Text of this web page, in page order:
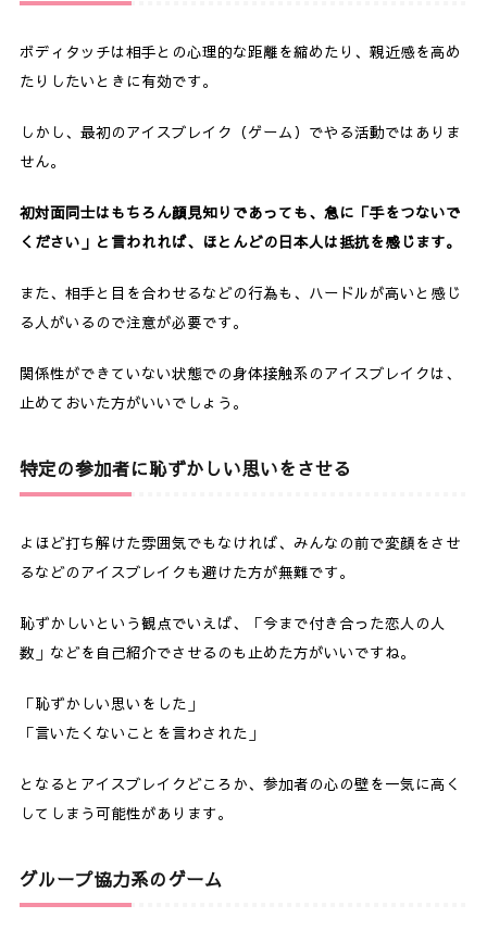
ボディタッチは相手との心理的な距離を縮めたり、親近感を高め
たりしたいときに有効です。
しかし、最初のアイスブレイク（ゲーム）でやる活動ではありま
せん。
初対面同士はもちろん顔見知りであっても、急に「手をつないで
ください」と言われれば、ほとんどの日本人は抵抗を感じます。
また、相手と目を合わせるなどの行為も、ハードルが高いと感じ
る人がいるので注意が必要です。
関係性ができていない状態での身体接触系のアイスブレイクは、
止めておいた方がいいでしょう。
特定の参加者に恥ずかしい思いをさせる
よほど打ち解けた雰囲気でもなければ、みんなの前で変顔をさせ
るなどのアイスブレイクも避けた方が無難です。
恥ずかしいという観点でいえば、「今まで付き合った恋人の人
数」などを自己紹介でさせるのも止めた方がいいですね。
「恥ずかしい思いをした」
「言いたくないことを言わされた」
となるとアイスブレイクどころか、 参加者の心の壁を一気に高く
してしまう可能性があります。
グループ協力系のゲーム